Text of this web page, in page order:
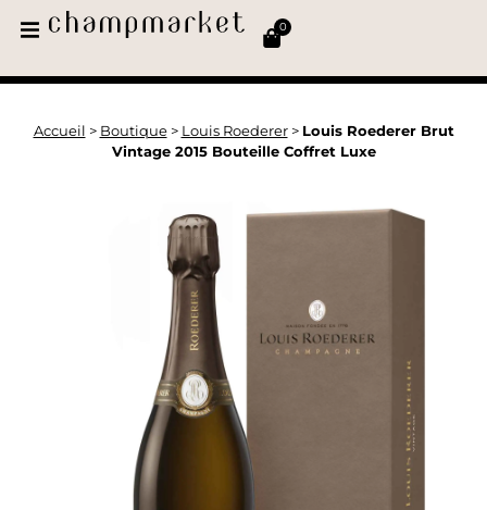
0
Accueil > Boutique> Louis Roederer> Louis Roederer Brut
Vintage 2015 Bouteille Coffret Luxe